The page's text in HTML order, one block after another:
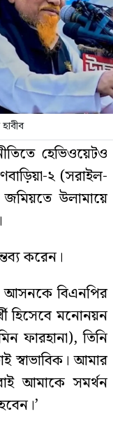
হেভিওয়েটও
২ (সরাইল-
উলামায়ে
করেন।
আসনকে বিএনপির
হিসেবে মনোনয়ন
ফারহানা), তিনি
স্বাভাবিক। আমার
আমাকে সমর্থন